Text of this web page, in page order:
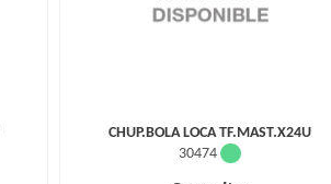
CHUP.BOLA LOCA TF.MAST.X24U
30474